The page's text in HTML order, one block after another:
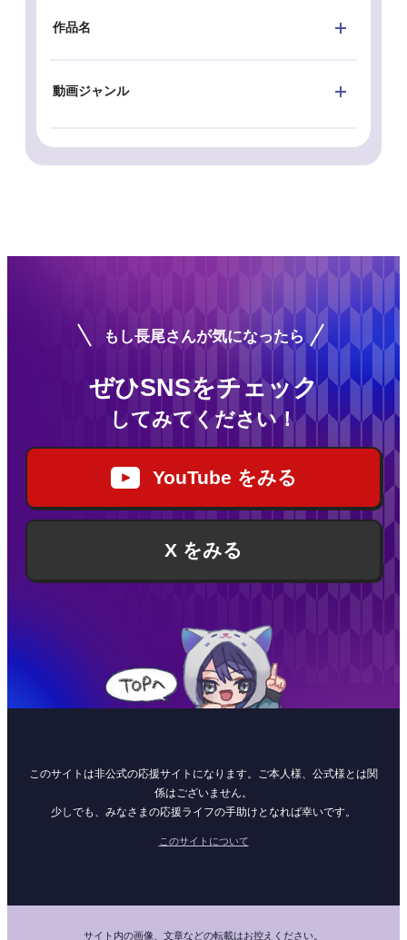
作品名
動画ジャンル
もし長尾さんが気になったら
ぜひSNSをチェック
してみてください！
YouTube をみる
X をみる
このサイトは非公式の応援サイトになります。ご本人様、公式様とは関
係はございません。
少しでも、みなさまの応援ライフの手助けとなれば幸いです。
このサイトについて
サイト内の画像、文章などの転載はお控えください。